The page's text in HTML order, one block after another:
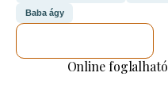
Baba ágy
Online foglalható